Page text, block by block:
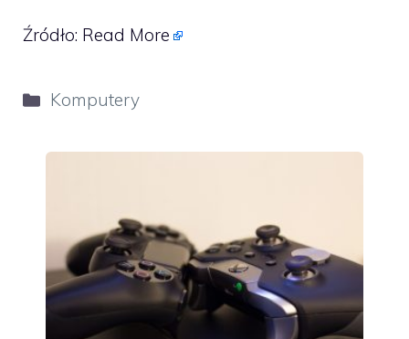
Źródło: Read More
Kategorie
Komputery